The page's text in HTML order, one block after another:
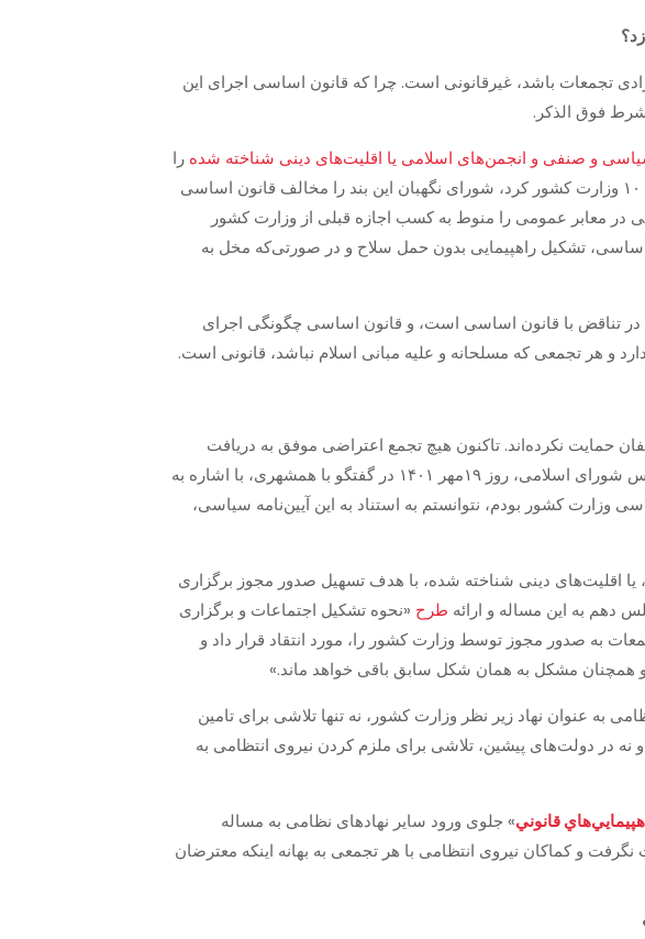
تجمعات باشد، غیرقانونی است. چرا که قانون اساسی اجرای این
شرط فوق الذکر.
و صنفی و انجمن‌های اسلامی یا اقلیت‌های دینی شناخته شده را
تصویب، و در تبصره ۲ ماده ۶ این قانون برگزاری تجمعات را مقید به دریافت مجوز از کمیسیون ماده ۱۰ وزارت کشور کرد، شورای نگهبان این بند را مخالف قانون اساسی
ماده ۶ که تشكيل راهپیمایی در معابر عمومی را منوط به کسب اجازه قبلی از وزارت کشور
اینکه اصولا راهپیمایی در غير معابر عمومی مصداق ندارد، و طبق اصل ۲۲ قانون اساسی، تشكيل راهپیمایی بدون حمل سلاح و در صورتی‌که مخل به
در تناقض با قانون اساسی است، و قانون اساسی چگونگی اجرای
و هر تجمعی که مسلحانه و علیه مبانی اسلام نباشد، قانونی است.
حمایت نکرده‌اند. تاکنون هیچ تجمع اعتراضی موفق به دریافت
مجوز از دولت نشده است. «محمود عباس‌زاده»، عضو کمیسیون امنیت ملی و سیاست خارجی مجلس شورای اسلامی، روز ۱۹مهر ۱۴۰۱ در گفتگو با همشهری، با اشاره به
سیاسی وزارت کشور بودم، نتوانستم به استناد به این آیین‌نامه سیاسی،
اقلیت‌های دینی شناخته شده، با هدف تسهیل صدور مجوز برگزاری
دهم به این مساله و ارائه طرح «نحوه تشکیل اجتماعات و برگزاری
به صدور مجوز توسط وزارت کشور را، مورد انتقاد قرار داد و
همچنان مشکل به همان شکل سابق باقی خواهد ماند.»
عنوان نهاد زیر نظر وزارت کشور، نه تنها تلاشی برای تامین
در دولت‌های پیشین، تلاشی برای ملزم کردن نیروی انتظامی به
قانوني» جلوی ورود سایر نهادهای نظامی به مساله
و کماکان نیروی انتظامی با هر تجمعی به بهانه اینکه معترضان